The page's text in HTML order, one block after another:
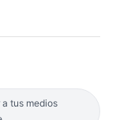
tus medios